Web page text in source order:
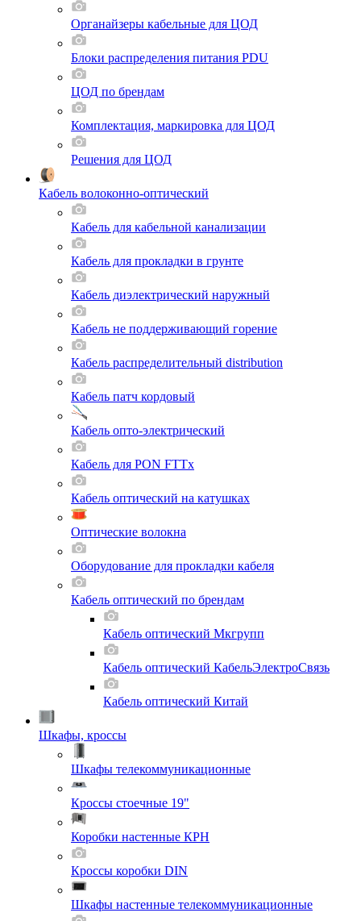
Органайзеры кабельные для ЦОД
Блоки распределения питания PDU
ЦОД по брендам
Комплектация, маркировка для ЦОД
Решения для ЦОД
Кабель волоконно-оптический
Кабель для кабельной канализации
Кабель для прокладки в грунте
Кабель диэлектрический наружный
Кабель не поддерживающий горение
Кабель распределительный distribution
Кабель патч кордовый
Кабель опто-электрический
Кабель для PON FTTx
Кабель оптический на катушках
Оптические волокна
Оборудование для прокладки кабеля
Кабель оптический по брендам
Кабель оптический Мкгрупп
Кабель оптический КабельЭлектроСвязь
Кабель оптический Китай
Шкафы, кроссы
Шкафы телекоммуникационные
Кроссы стоечные 19"
Коробки настенные КРН
Кроссы коробки DIN
Шкафы настенные телекоммуникационные